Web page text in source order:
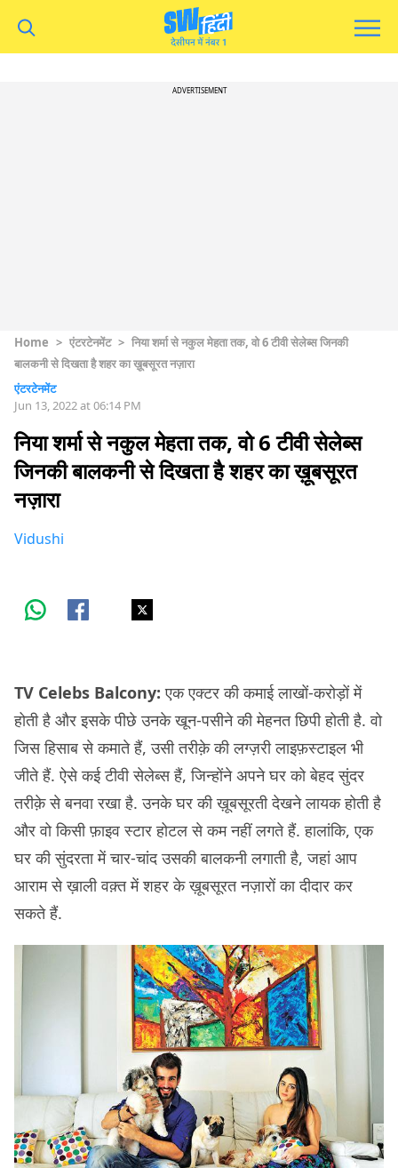
ADVERTISEMENT
Home > एंटरटेनमेंट > निया शर्मा से नकुल मेहता तक, वो 6 टीवी सेलेब्स जिनकी
बालकनी से दिखता है शहर का ख़ूबसूरत नज़ारा
एंटरटेनमेंट
Jun 13, 2022 at 06:14 PM
निया शर्मा से नकुल मेहता तक, वो 6 टीवी सेलेब्स
जिनकी बालकनी से दिखता है शहर का ख़ूबसूरत
नज़ारा
Vidushi
TV Celebs Balcony: एक एक्टर की कमाई लाखों-करोड़ों में
होती है और इसके पीछे उनके खून-पसीने की मेहनत छिपी होती है. वो
जिस हिसाब से कमाते हैं, उसी तरीक़े की लग्ज़री लाइफ़स्टाइल भी
जीते हैं. ऐसे कई टीवी सेलेब्स हैं, जिन्होंने अपने घर को बेहद सुंदर
तरीक़े से बनवा रखा है. उनके घर की ख़ूबसूरती देखने लायक होती है
और वो किसी फ़ाइव स्टार होटल से कम नहीं लगते हैं. हालांकि, एक
घर की सुंदरता में चार-चांद उसकी बालकनी लगाती है, जहां आप
आराम से ख़ाली वक़्त में शहर के ख़ूबसूरत नज़ारों का दीदार कर
सकते हैं.